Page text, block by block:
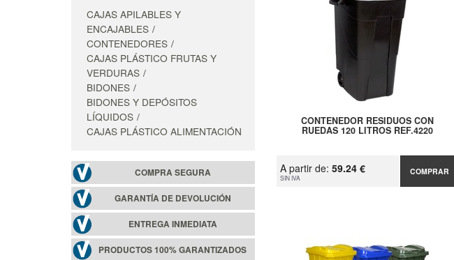
CAJAS APILABLES Y
ENCAJABLES
CONTENEDORES
CAJAS PLÁSTICO FRUTAS Y
VERDURAS
BIDONES
BIDONES Y DEPÓSITOS
LÍQUIDOS
CAJAS PLÁSTICO ALIMENTACIÓN
COMPRA SEGURA
GARANTÍA DE DEVOLUCIÓN
ENTREGA INMEDIATA
PRODUCTOS 100% GARANTIZADOS
CONTENEDOR RESIDUOS CON
RUEDAS 120 LITROS REF.4220
A partir de: 59.24 €
SIN IVA
COMPRAR